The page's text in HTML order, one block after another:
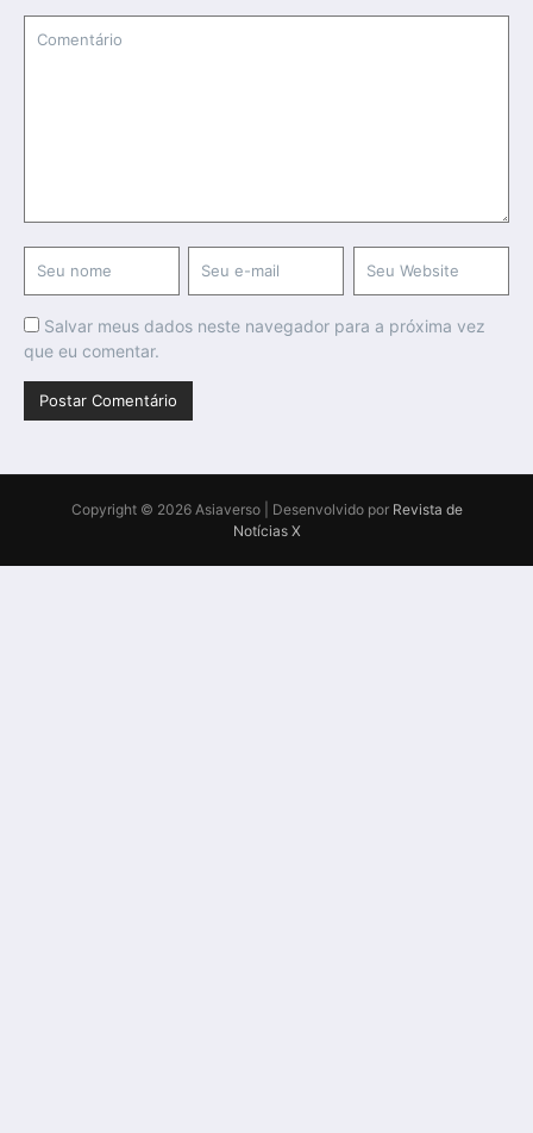
Salvar meus dados neste navegador para a próxima vez
que eu comentar.
Copyright © 2026 Asiaverso | Desenvolvido por Revista de
Notícias X